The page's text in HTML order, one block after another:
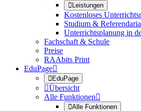
Leistungen
Kostenloses
Studium &
Unterrichtsplanung in
Fachschaft & Schule
Preise
RAAbits Print
EduPage
EduPage
Übersicht
Alle Funktionen
Alle Funktionen